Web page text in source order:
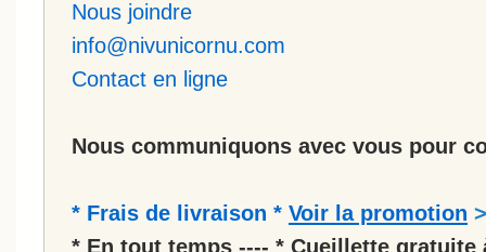
Nous joindre
info@nivunicornu.com
Contact en ligne
Nous communiquons avec vous pour
* Frais de livraison * Voir la promotion >
* En tout temps ---- * Cueillette gratuite